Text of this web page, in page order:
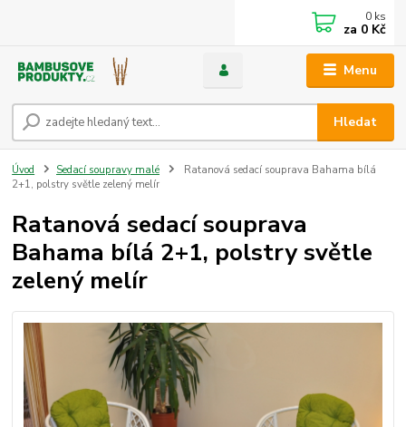
Menu
Hledat
0 ks
za 0 Kč
Úvod Sedací soupravy malé
Ratanová sedací souprava Bahama bílá
2+1, polstry světle zelený melír
Ratanová sedací souprava
Bahama bílá 2+1, polstry světle
zelený melír